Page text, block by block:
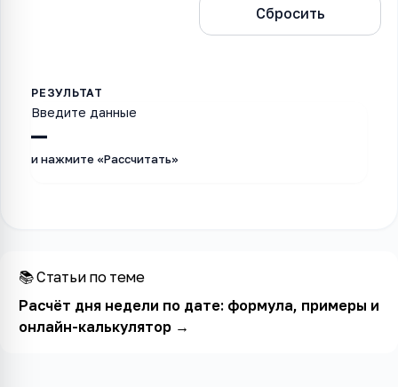
Сбросить
—
Введите данные
и нажмите «Рассчитать»
📚 Статьи по теме
Расчёт дня недели по дате: формула, примеры и
онлайн-калькулятор→